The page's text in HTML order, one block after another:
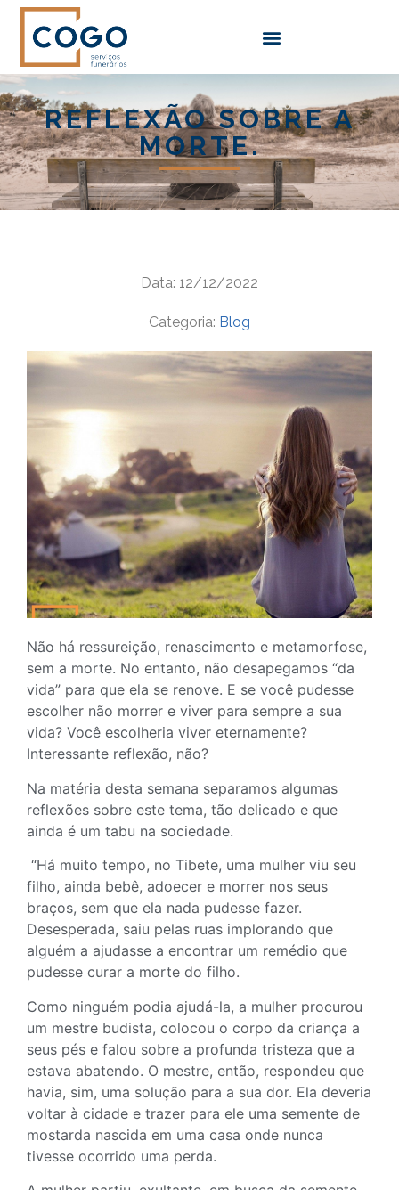
REFLEXÃO SOBRE A
MORTE.
Data: 12/12/2022
Categoria: Blog
Não há ressureição, renascimento e metamorfose,
sem a morte. No entanto, não desapegamos “da
vida” para que ela se renove. E se você pudesse
escolher não morrer e viver para sempre a sua
vida? Você escolheria viver eternamente?
Interessante reflexão, não?
Na matéria desta semana separamos algumas
reflexões sobre este tema, tão delicado e que
ainda é um tabu na sociedade.
“Há muito tempo, no Tibete, uma mulher viu seu
filho, ainda bebê, adoecer e morrer nos seus
braços, sem que ela nada pudesse fazer.
Desesperada, saiu pelas ruas implorando que
alguém a ajudasse a encontrar um remédio que
pudesse curar a morte do filho.
Como ninguém podia ajudá-la, a mulher procurou
um mestre budista, colocou o corpo da criança a
seus pés e falou sobre a profunda tristeza que a
estava abatendo. O mestre, então, respondeu que
havia, sim, uma solução para a sua dor. Ela deveria
voltar à cidade e trazer para ele uma semente de
mostarda nascida em uma casa onde nunca
tivesse ocorrido uma perda.